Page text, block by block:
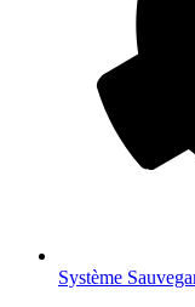
Système